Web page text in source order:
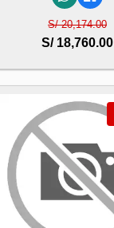
S/ 20,174.00
S/ 18,760.00